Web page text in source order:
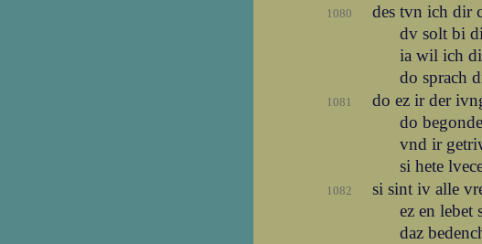
1080 des tvn ich dir
dv solt bi
ia wil ich
do sprach
1081 do ez ir der
do
vnd ir
si hete
1082 si sint iv alle
ez en lebet
daz